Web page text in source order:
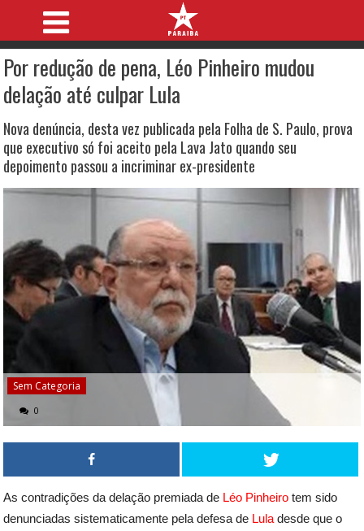
Por redução de pena, Léo Pinheiro mudou
delação até culpar Lula
Nova denúncia, desta vez publicada pela Folha de S. Paulo, prova
que executivo só foi aceito pela Lava Jato quando seu
depoimento passou a incriminar ex-presidente
Sem Categoria
0
As contradições da delação premiada de Léo Pinheiro tem sido
denunciadas sistematicamente pela defesa de Lula desde que o